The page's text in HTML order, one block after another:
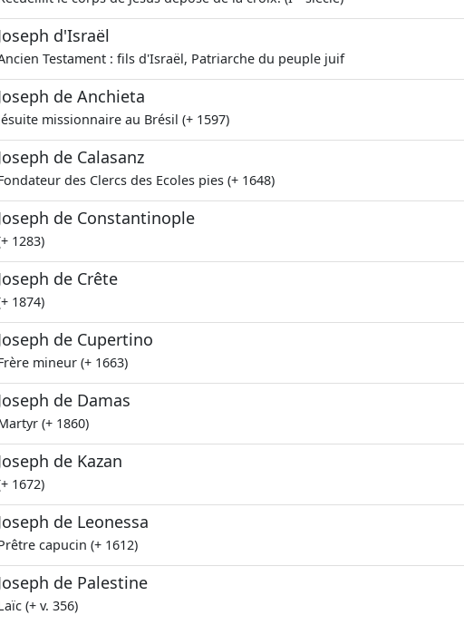
d'Israël
Testament : fils d'Israël, Patriarche du peuple juif
de Anchieta
missionnaire au Brésil (+ 1597)
de Calasanz
des Clercs des Ecoles pies (+ 1648)
de Constantinople
1283)
de Crête
1874)
de Cupertino
mineur (+ 1663)
de Damas
(+ 1860)
de Kazan
1672)
de Leonessa
capucin (+ 1612)
de Palestine
(+ v. 356)